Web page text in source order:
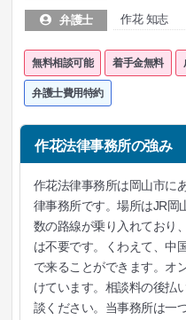
弁護士 作花 知志
無料相談可能 着手金無料
弁護士費用特約
作花法律事務所の強み
作花法律事務所は岡山市に
律事務所です。場所はJR岡
数の路線が乗り入れており
は不要です。くわえて、中
で来ることができます。オ
けています。相談料の後払
談ください。当事務所は一